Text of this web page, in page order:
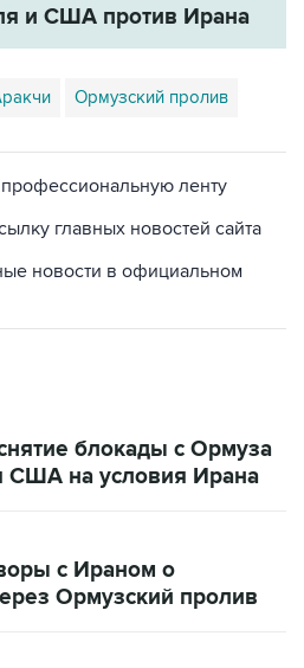
и США против Ирана
Ормузский пролив
ленту
главных новостей сайта
новости в официальном
блокады с Ормуза
США на условия Ирана
с Ираном о
Ормузский пролив